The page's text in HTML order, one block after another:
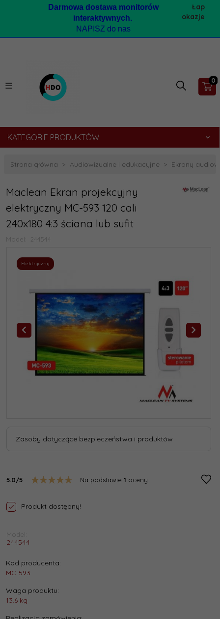
Darmowa dostawa monitorów
interaktywnych.
NAPISZ do nas
Łap
okazje
0
KATEGORIE PRODUKTÓW
Strona główna Audiowizualne i edukacyjne Ekrany
Maclean Ekran projekcyjny
elektryczny MC-593 120 cali
240x180 4:3 ściana lub sufit
Model: 244544
Elektryczny
Zasoby dotyczące bezpieczeństwa i produktów
5.0/5 Na podstawie 1 oceny
Produkt dostępny!
Model:
244544
Kod producenta:
MC-593
Waga produktu:
13.6 kg